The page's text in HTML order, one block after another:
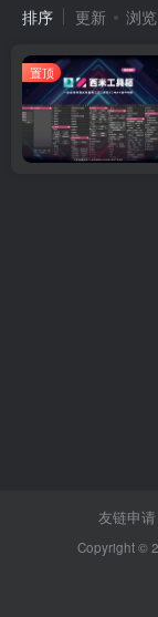
排序
更新 浏览
置顶
友链申请
Copyright ©